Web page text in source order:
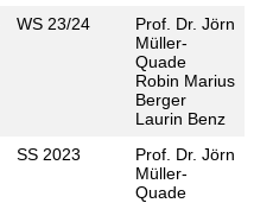
WS 23/24
Prof. Dr. Jörn
Müller-
Quade
Robin Marius
Berger
Laurin Benz
SS 2023
Prof. Dr. Jörn
Müller-
Quade